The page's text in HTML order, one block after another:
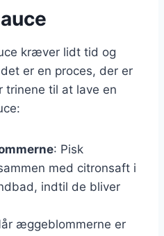
kræver lidt tid og
er en proces, der er
til at lave en
: Pisk
med citronsaft i
indtil de bliver
æggeblommerne er